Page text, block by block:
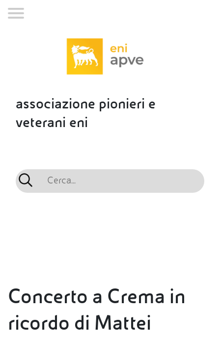
associazione pionieri e
veterani eni
Concerto a Crema in
ricordo di Mattei